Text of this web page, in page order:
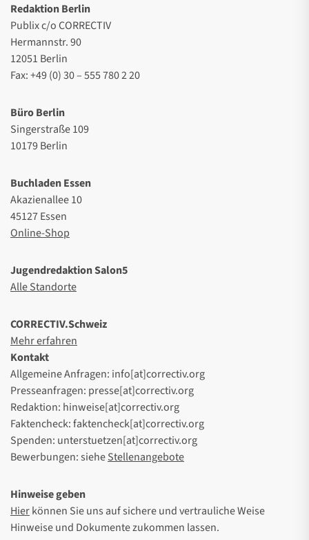
Redaktion Berlin
Publix c/o CORRECTIV
Hermannstr. 90
12051 Berlin
Fax: +49 (0) 30 – 555 780 2 20
Büro Berlin
Singerstraße 109
10179 Berlin
Buchladen Essen
Akazienallee 10
45127 Essen
Online-Shop
Jugendredaktion Salon5
Alle Standorte
CORRECTIV.Schweiz
Mehr erfahren
Kontakt
Allgemeine Anfragen: info[at]correctiv.org
Presseanfragen: presse[at]correctiv.org
Redaktion: hinweise[at]correctiv.org
Faktencheck: faktencheck[at]correctiv.org
Spenden: unterstuetzen[at]correctiv.org
Bewerbungen: sieheStellenangebote
Hinweise geben
Hierkönnen Sie uns auf sichere und vertrauliche Weise
Hinweise und Dokumente zukommen lassen.